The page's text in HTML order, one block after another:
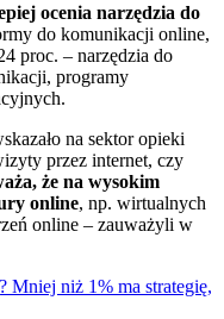
ocenia narzędzia do
do komunikacji online,
proc. – narzędzia do
programy
na sektor opieki
przez internet, czy
że na wysokim
online, np. wirtualnych
online – zauważyli w
Mniej niż 1% ma strategię,